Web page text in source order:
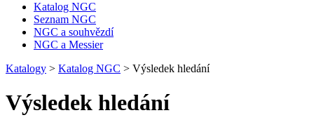
Katalog NGC
Seznam NGC
NGC a souhvězdí
NGC a Messier
Katalogy > Katalog NGC > Výsledek hledání
Výsledek hledání